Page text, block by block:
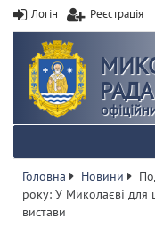
Логін Реєстрація
РАДА
Головна Новини
року: У Миколаєві для
вистави